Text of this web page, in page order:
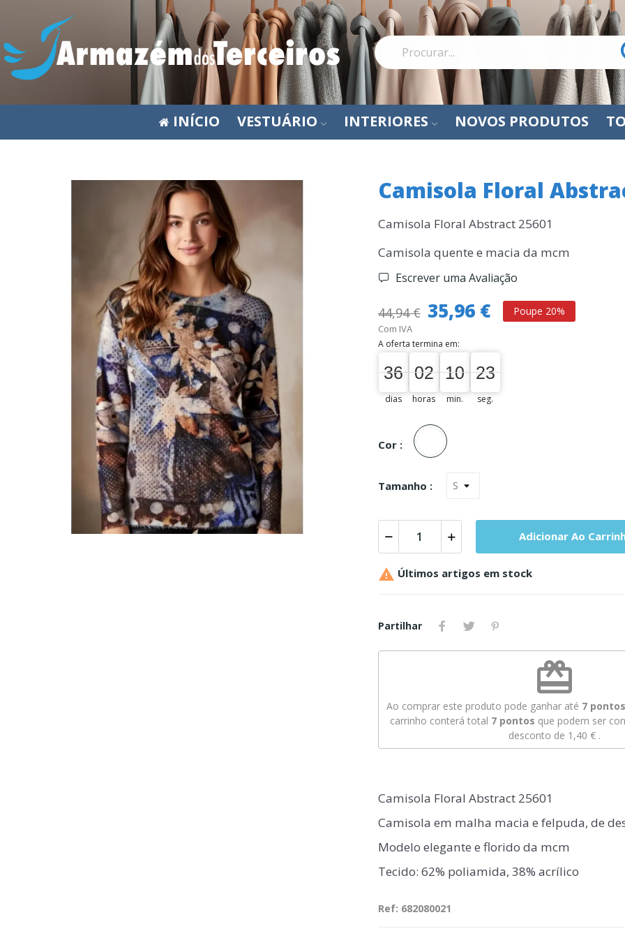
INÍCIO VESTUÁRIO INTERIORES NOVOS PRODUTOS
Camisola Floral
Camisola Floral Abstract 25601
Camisola quente e macia da mcm
Escrever uma Avaliação
44,94 € 35,96 € Poupe 20%
Com IVA
A oferta termina em:
36
36
00
dias
02
02
00
horas
10
10
00
min.
22
22
23
seg.
Cor :
Unica
Tamanho :
Adicionar Ao
 Últimos artigos em stock
Partilhar
redeem
Ao comprar este produto pode ganhar até 7
carrinho conterá total 7pontos que podem ser
desconto de 1,40 € .
Camisola Floral Abstract 25601
Camisola em malha macia e felpuda, de
Modelo elegante e florido da mcm
Tecido: 62% poliamida, 38% acrílico
Ref: 682080021